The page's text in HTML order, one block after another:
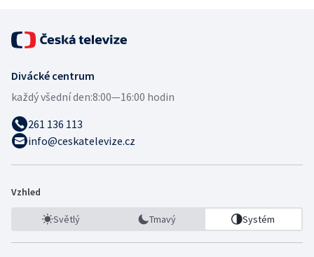
Divácké centrum
každý všední den:8:00—16:00 hodin
261 136 113
info@ceskatelevize.cz
Vzhled
Světlý Tmavý Systém